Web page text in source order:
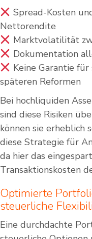
Spread-Kosten
Nettorendite
Marktvolatilität
Dokumentation
Keine Garantie
späteren Reformen
Bei hochliquiden
sind diese Risiken
können sie erheblich
diese Strategie für
da hier das
Transaktionskosten
Optimierte
steuerliche
Eine durchdachte